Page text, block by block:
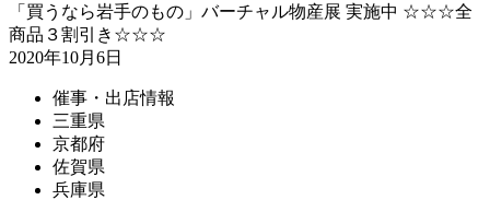
「買うなら岩手のもの」バーチャル物産展 実施中 ☆☆☆全
商品３割引き☆☆☆
2020年10月6日
催事・出店情報
三重県
京都府
佐賀県
兵庫県